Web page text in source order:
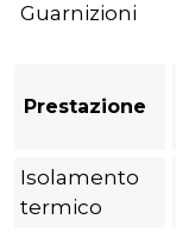
Guarnizioni
Prestazione
Isolamento
termico